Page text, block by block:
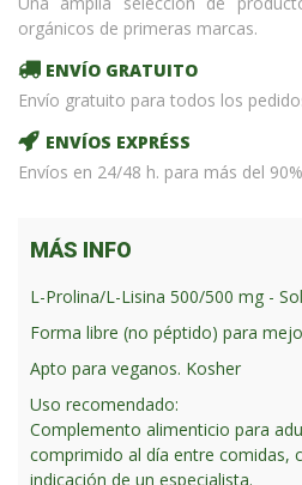
orgánicos de primeras marcas.
ENVÍO GRATUITO
Envío gratuito para todos los
ENVÍOS EXPRÉSS
Envíos en 24/48 h. para más del
MÁS INFO
L-Prolina/L-Lisina 500/500 mg -
Forma libre (no péptido) para
Apto para veganos. Kosher
Uso recomendado:
Complemento alimenticio para
comprimido al día entre comidas,
indicación de un especialista.